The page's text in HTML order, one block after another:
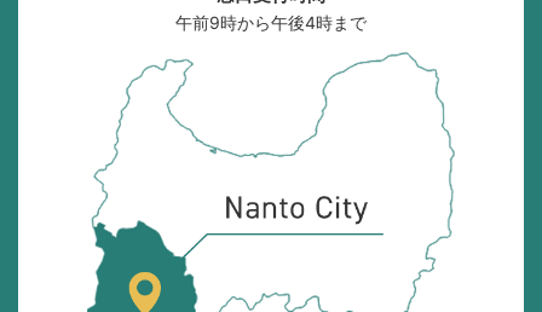
午前9時から午後4時まで
位
置
を
記
し